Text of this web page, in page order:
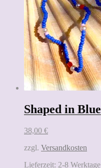
Shaped in Blue
38,00 €
zzgl. Versandkosten
Lieferzeit: 2-8 Werktage